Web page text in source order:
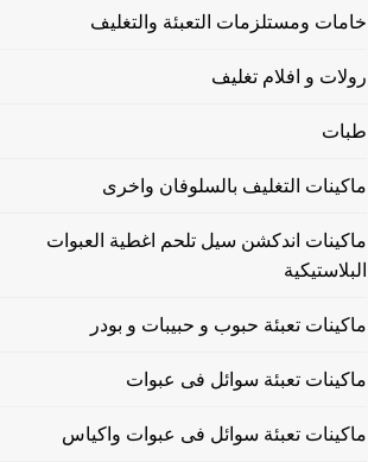
خامات ومستلزمات التعبئة والتغليف
رولات و افلام تغليف
طبات
ماكينات التغليف بالسلوفان واخرى
ماكينات اندكشن سيل تلحم اغطية العبوات
البلاستيكية
ماكينات تعبئة حبوب و حبيبات و بودر
ماكينات تعبئة سوائل فى عبوات
ماكينات تعبئة سوائل فى عبوات واكياس